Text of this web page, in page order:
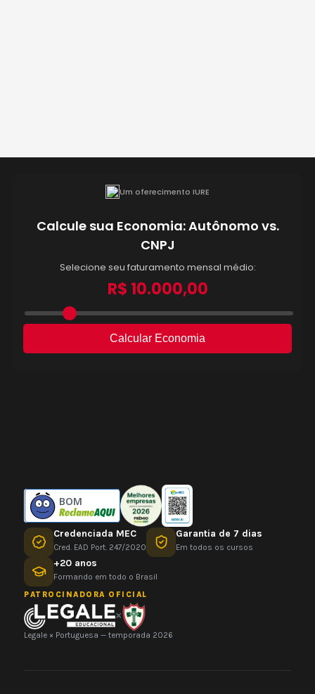
BOM
Credenciada MEC
Cred. EAD Port. 247/2020
Garantia de 7 dias
Em todos os cursos
+20 anos
Formando em todo o Brasil
PATROCINADORA OFICIAL
×
Legale × Portuguesa — temporada 2026